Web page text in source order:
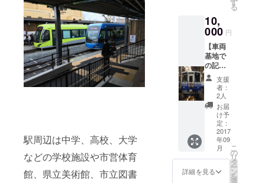
駅周辺は中学、高校、大学
などの学校施設や市営体育
館、県立美術館、市立図書
通フ
リー切
符 ・オ
リジナ
ルギ
ター
ピック
・オリ
ジナル
トート
バッグ
音楽と
電車が
出会う
駅を記
念した
オリジ
る
10,
000 円
【車両
基地で
の記念
撮影権
とヘッ
ドマー
クへの
メッ
セージ
掲載
権】 え
ちぜん
鉄道の
車両基
地で、
支援
者：
2人
お届
け予
定：
2017
年09
月
詳細を見る
こ
の
リ
タ
ー
ン
を